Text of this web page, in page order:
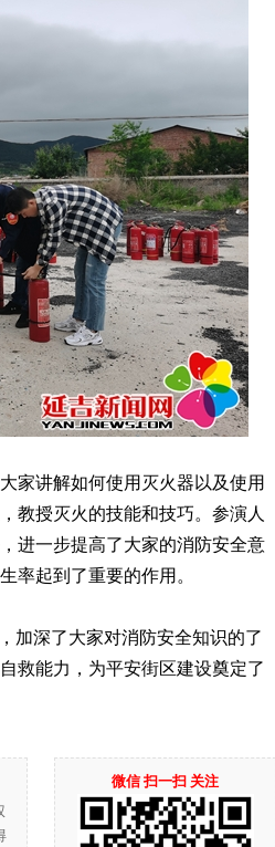
讲解如何使用灭火器以及使用
教授灭火的技能和技巧。参演人
进一步提高了大家的消防安全意
率起到了重要的作用。
深了大家对消防安全知识的了
救能力，为平安街区建设奠定了
微信 扫一扫 关注